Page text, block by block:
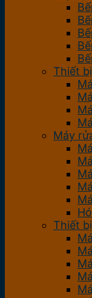
Thiết
Máy
Thiết